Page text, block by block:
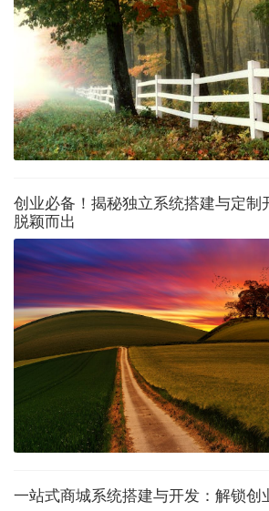
创业必备！揭秘独立系统搭建与定制
脱颖而出
一站式商城系统搭建与开发：解锁创